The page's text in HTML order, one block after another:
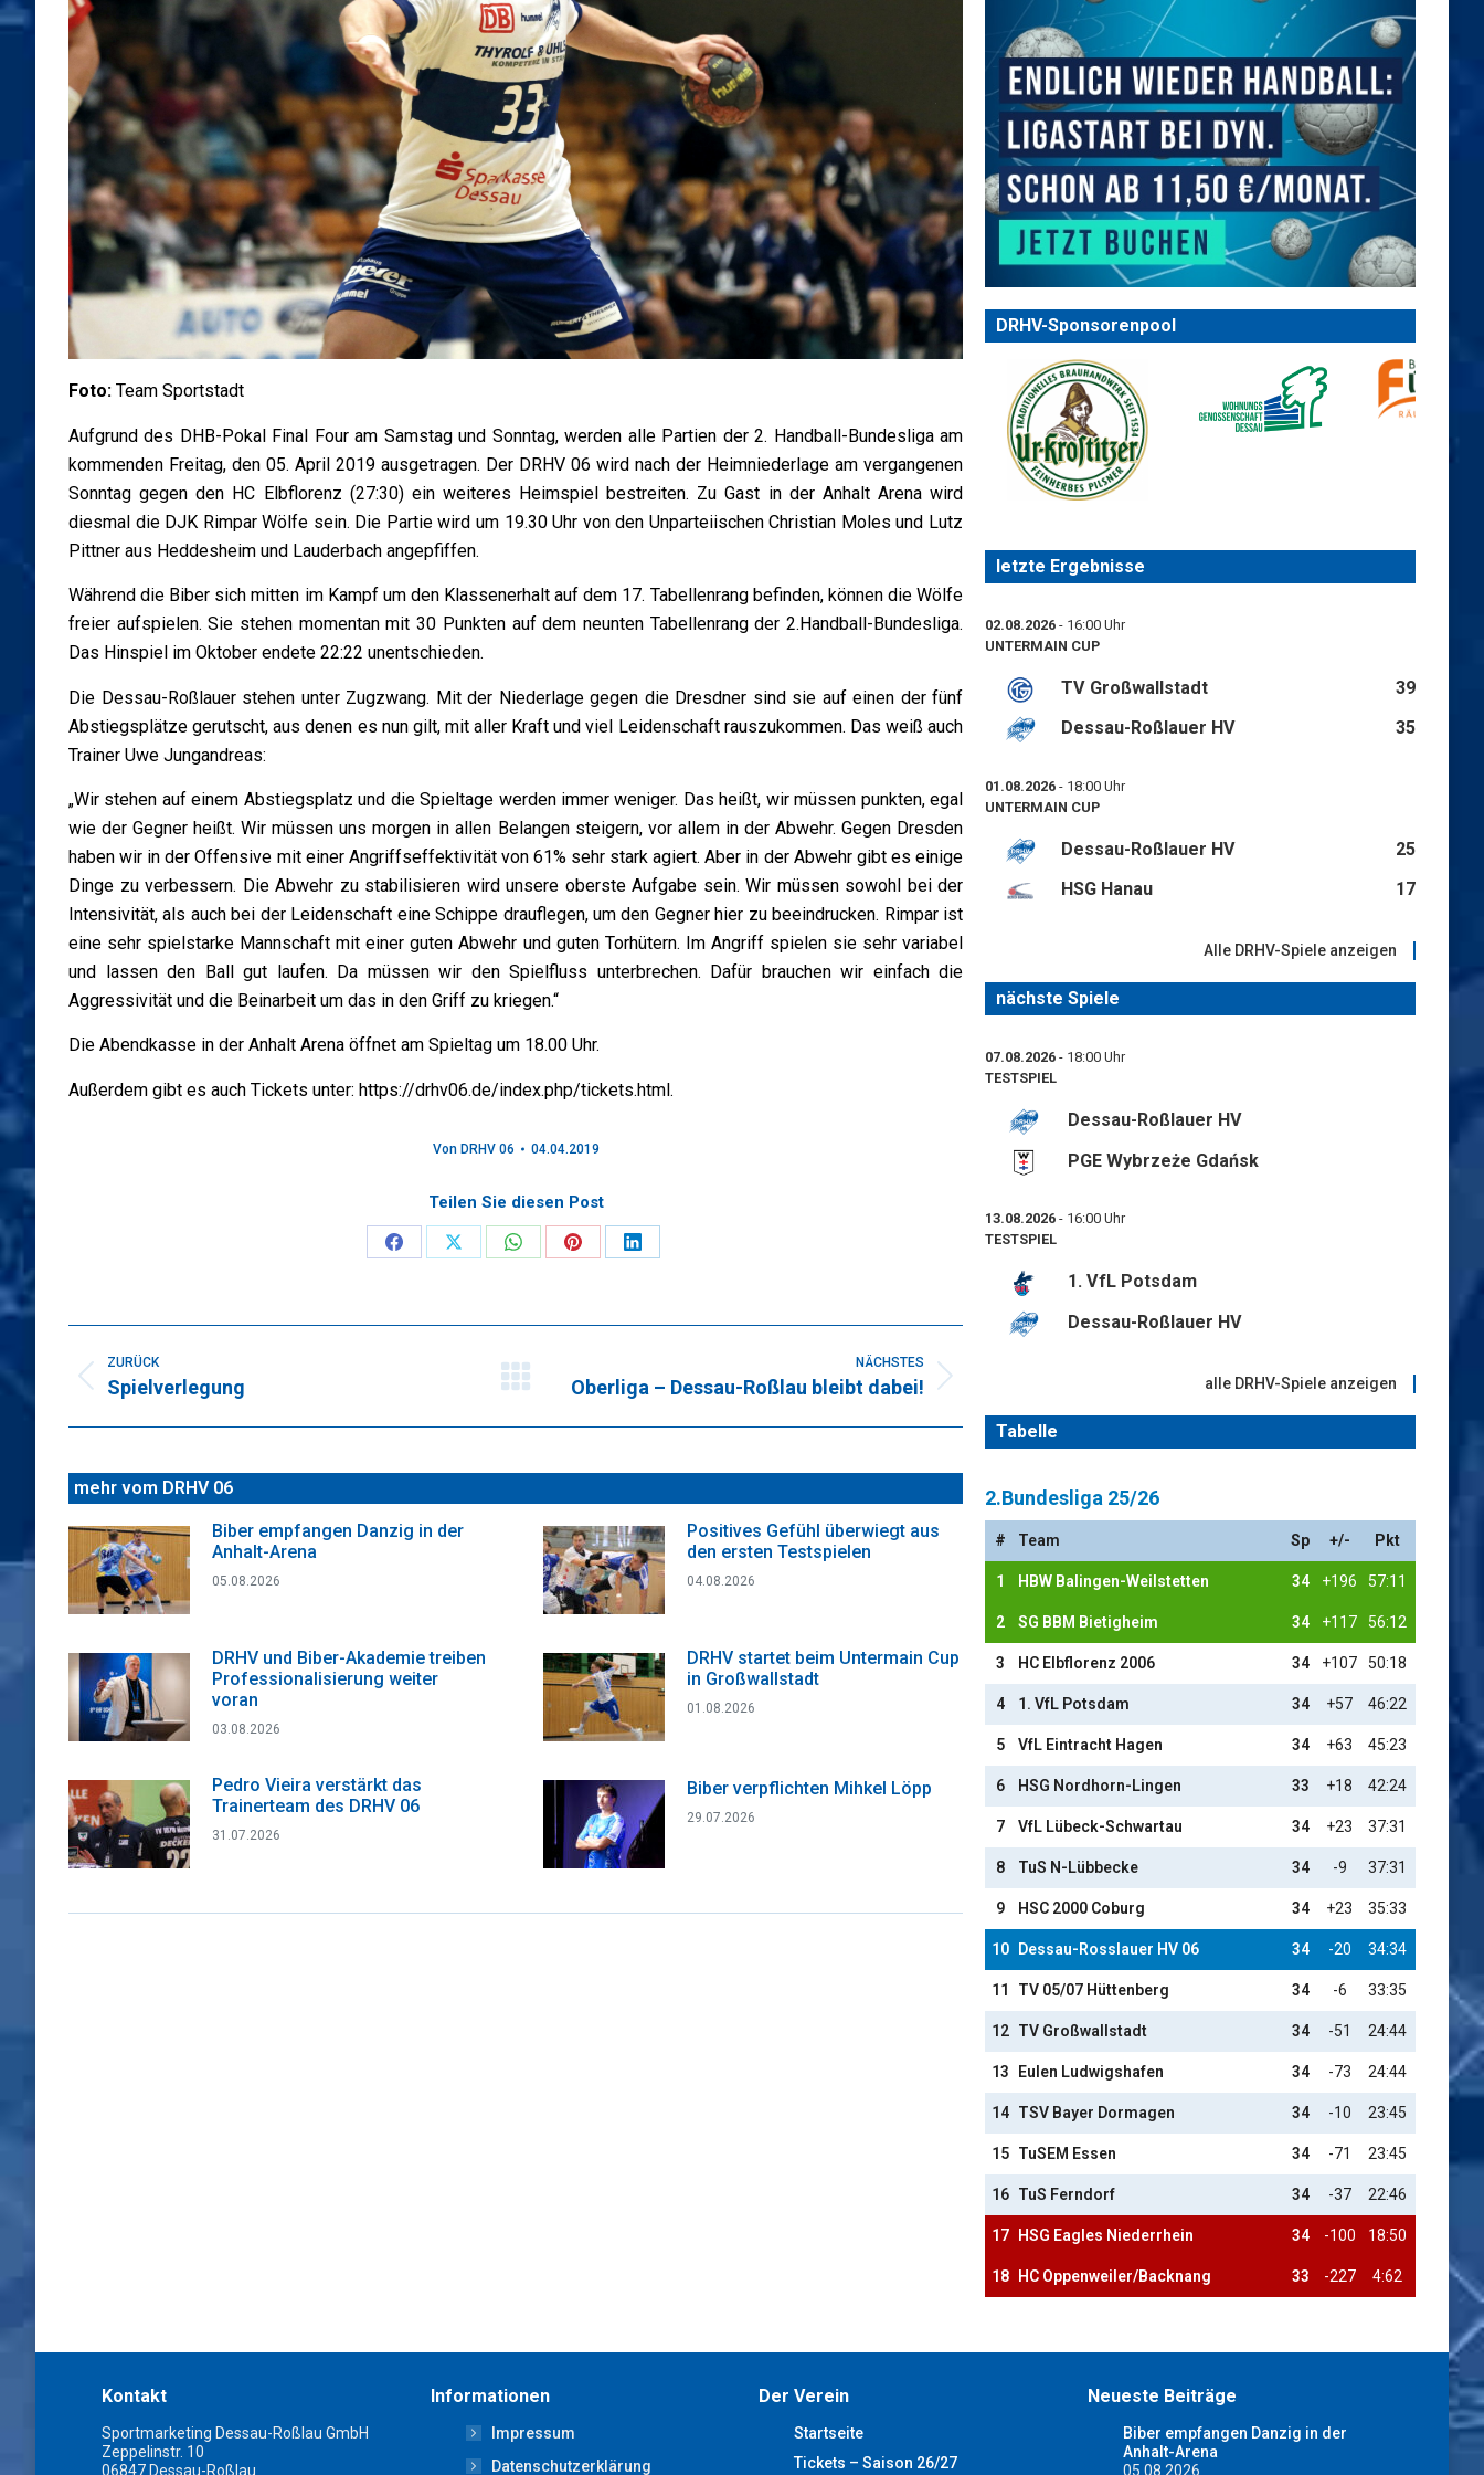
Foto: Team Sportstadt
Aufgrund des DHB-Pokal Final Four am Samstag und Sonntag, werden alle Partien der 2. Handball-Bundesliga am
kommenden Freitag, den 05. April 2019 ausgetragen. Der DRHV 06 wird nach der Heimniederlage am vergangenen
Sonntag gegen den HC Elbflorenz (27:30) ein weiteres Heimspiel bestreiten. Zu Gast in der Anhalt Arena wird
diesmal die DJK Rimpar Wölfe sein. Die Partie wird um 19.30 Uhr von den Unparteiischen Christian Moles und Lutz
Pittner aus Heddesheim und Lauderbach angepfiffen.
Während die Biber sich mitten im Kampf um den Klassenerhalt auf dem 17. Tabellenrang befinden, können die Wölfe
freier aufspielen. Sie stehen momentan mit 30 Punkten auf dem neunten Tabellenrang der 2.Handball-Bundesliga.
Das Hinspiel im Oktober endete 22:22 unentschieden.
Die Dessau-Roßlauer stehen unter Zugzwang. Mit der Niederlage gegen die Dresdner sind sie auf einen der fünf
Abstiegsplätze gerutscht, aus denen es nun gilt, mit aller Kraft und viel Leidenschaft rauszukommen. Das weiß auch
Trainer Uwe Jungandreas:
„Wir stehen auf einem Abstiegsplatz und die Spieltage werden immer weniger. Das heißt, wir müssen punkten, egal
wie der Gegner heißt. Wir müssen uns morgen in allen Belangen steigern, vor allem in der Abwehr. Gegen Dresden
haben wir in der Offensive mit einer Angriffseffektivität von 61% sehr stark agiert. Aber in der Abwehr gibt es einige
Dinge zu verbessern. Die Abwehr zu stabilisieren wird unsere oberste Aufgabe sein. Wir müssen sowohl bei der
Intensivität, als auch bei der Leidenschaft eine Schippe drauflegen, um den Gegner hier zu beeindrucken. Rimpar ist
eine sehr spielstarke Mannschaft mit einer guten Abwehr und guten Torhütern. Im Angriff spielen sie sehr variabel
und lassen den Ball gut laufen. Da müssen wir den Spielfluss unterbrechen. Dafür brauchen wir einfach die
Aggressivität und die Beinarbeit um das in den Griff zu kriegen.“
Die Abendkasse in der Anhalt Arena öffnet am Spieltag um 18.00 Uhr.
Außerdem gibt es auch Tickets unter: https://drhv06.de/index.php/tickets.html.
Von DRHV 06 04.04.2019
Teilen Sie diesen Post
Share
Facebook
Share
X
Share
WhatsApp
Share
Pinterest
Share
LinkedIn
ZURÜCK
Vorheriger
Spielverlegung
NÄCHSTES
Nächster
Oberliga – Dessau-Roßlau bleibt dabei!
mehr vom DRHV 06
Biber empfangen Danzig in der
Anhalt-Arena
05.08.2026
Positives Gefühl überwiegt aus
den ersten Testspielen
04.08.2026
DRHV und Biber-Akademie treiben
Professionalisierung weiter
voran
03.08.2026
DRHV startet beim Untermain Cup
in Großwallstadt
01.08.2026
Pedro Vieira verstärkt das
Trainerteam des DRHV 06
31.07.2026
Biber verpflichten Mihkel Löpp
29.07.2026
DRHV-Sponsorenpool
letzte Ergebnisse
02.08.2026 - 16:00 Uhr
UNTERMAIN CUP
TV Großwallstadt
39
Dessau-Roßlauer HV
35
01.08.2026 - 18:00 Uhr
UNTERMAIN CUP
Dessau-Roßlauer HV
25
HSG Hanau
17
Alle DRHV-Spiele anzeigen
nächste Spiele
07.08.2026 - 18:00 Uhr
TESTSPIEL
Dessau-Roßlauer HV
PGE Wybrzeże Gdańsk
13.08.2026 - 16:00 Uhr
TESTSPIEL
1. VfL Potsdam
Dessau-Roßlauer HV
alle DRHV-Spiele anzeigen
Tabelle
2.Bundesliga 25/26
# Team Sp +/- Pkt
1 HBW Balingen-Weilstetten 34 +196 57:11
2 SG BBM Bietigheim 34 +117 56:12
3 HC Elbflorenz 2006 34 +107 50:18
4 1. VfL Potsdam 34 +57 46:22
5 VfL Eintracht Hagen 34 +63 45:23
6 HSG Nordhorn-Lingen 33 +18 42:24
7 VfL Lübeck-Schwartau 34 +23 37:31
8 TuS N-Lübbecke 34 -9 37:31
9 HSC 2000 Coburg 34 +23 35:33
10 Dessau-Rosslauer HV 06 34 -20 34:34
11 TV 05/07 Hüttenberg 34 -6 33:35
12 TV Großwallstadt 34 -51 24:44
13 Eulen Ludwigshafen 34 -73 24:44
14 TSV Bayer Dormagen 34 -10 23:45
15 TuSEM Essen 34 -71 23:45
16 TuS Ferndorf 34 -37 22:46
17 HSG Eagles Niederrhein 34 -100 18:50
18 HC Oppenweiler/Backnang 33 -227 4:62
Kontakt
Sportmarketing Dessau-Roßlau GmbH
Zeppelinstr. 10
06847 Dessau-Roßlau
Informationen
Impressum
Datenschutzerklärung
Der Verein
Startseite
Tickets – Saison 26/27
Neueste Beiträge
Biber empfangen Danzig in der
Anhalt-Arena
05.08.2026